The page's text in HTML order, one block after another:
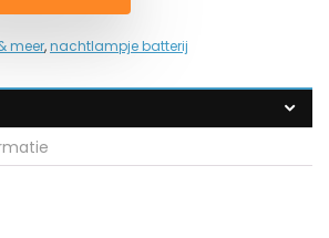
meer,nachtlampje batterij